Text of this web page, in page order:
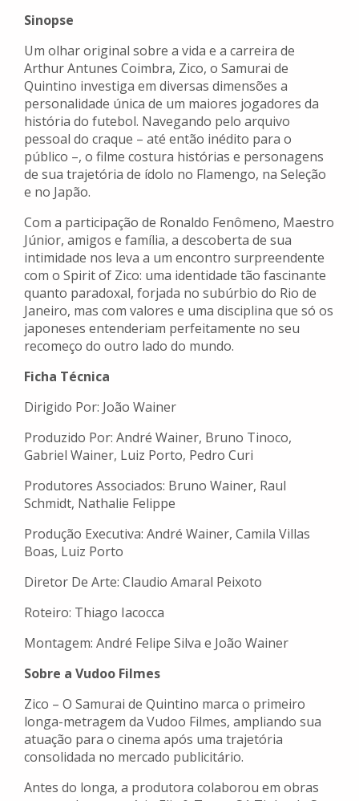
Sinopse
Um olhar original sobre a vida e a carreira de
Arthur Antunes Coimbra, Zico, o Samurai de
Quintino investiga em diversas dimensões a
personalidade única de um maiores jogadores da
história do futebol. Navegando pelo arquivo
pessoal do craque – até então inédito para o
público –, o filme costura histórias e personagens
de sua trajetória de ídolo no Flamengo, na Seleção
e no Japão.
Com a participação de Ronaldo Fenômeno, Maestro
Júnior, amigos e família, a descoberta de sua
intimidade nos leva a um encontro surpreendente
com o Spirit of Zico: uma identidade tão fascinante
quanto paradoxal, forjada no subúrbio do Rio de
Janeiro, mas com valores e uma disciplina que só os
japoneses entenderiam perfeitamente no seu
recomeço do outro lado do mundo.
Ficha Técnica
Dirigido Por: João Wainer
Produzido Por: André Wainer, Bruno Tinoco,
Gabriel Wainer, Luiz Porto, Pedro Curi
Produtores Associados: Bruno Wainer, Raul
Schmidt, Nathalie Felippe
Produção Executiva: André Wainer, Camila Villas
Boas, Luiz Porto
Diretor De Arte: Claudio Amaral Peixoto
Roteiro: Thiago Iacocca
Montagem: André Felipe Silva e João Wainer
Sobre a Vudoo Filmes
Zico – O Samurai de Quintino marca o primeiro
longa-metragem da Vudoo Filmes, ampliando sua
atuação para o cinema após uma trajetória
consolidada no mercado publicitário.
Antes do longa, a produtora colaborou em obras